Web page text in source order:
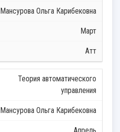
Мансурова Ольга Карибековна
Март
Атт
Теория автоматического
управления
Мансурова Ольга Карибековна
Апрель